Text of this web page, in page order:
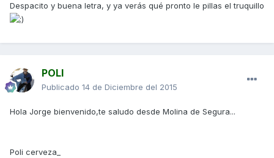
Despacito y buena letra, y ya verás qué pronto le pillas el truquillo
POLI
Publicado 14 de Diciembre del 2015
Hola Jorge bienvenido,te saludo desde Molina de Segura...
Poli cerveza_